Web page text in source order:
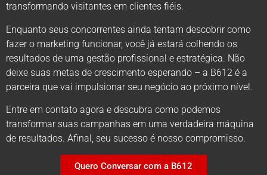
transformando visitantes em clientes fiéis.
Enquanto seus concorrentes ainda tentam descobrir como
fazer o marketing funcionar, você já estará colhendo os
resultados de uma gestão profissional e estratégica. Não
deixe suas metas de crescimento esperando – a B612 é a
parceira que vai impulsionar seu negócio ao próximo nível.
Entre em contato agora e descubra como podemos
transformar suas campanhas em uma verdadeira máquina
de resultados. Afinal, seu sucesso é nosso compromisso.
Quero Conversar com a B612